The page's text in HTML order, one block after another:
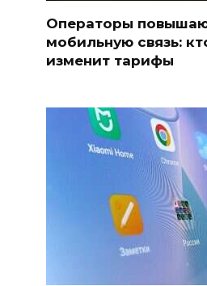
Операторы
мобильную связь:
изменит тарифы